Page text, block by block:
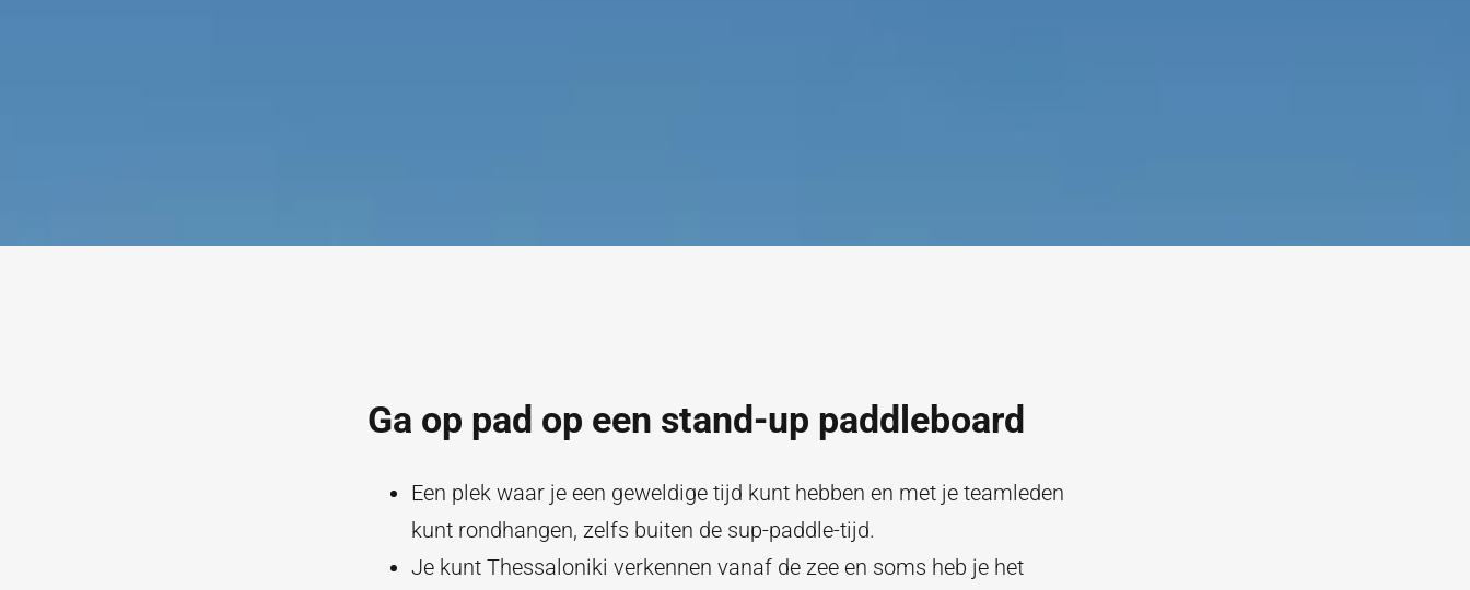
Ga op pad op een stand-up paddleboard
Een plek waar je een geweldige tijd kunt hebben en met je teamleden
kunt rondhangen, zelfs buiten de sup-paddle-tijd.
Je kunt Thessaloniki verkennen vanaf de zee en soms heb je het